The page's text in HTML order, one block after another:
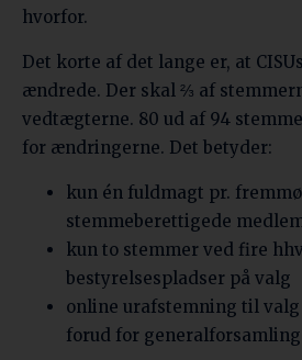
hvorfor.
Det korte af det lange er, at
ændrede. Der skal ⅔ af
vedtægterne. 80 ud af 94
for ændringerne. Det betyder:
kun én fuldmagt pr.
stemmeberettigede
kun to stemmer ved fire
bestyrelsespladser på valg
online urafstemning til
forud for